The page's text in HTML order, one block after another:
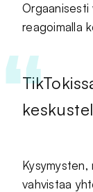
reagoimalla
vahvistaa